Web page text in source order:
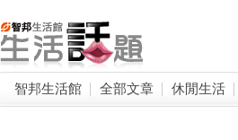
智邦生活館 全部文章 休閒生活